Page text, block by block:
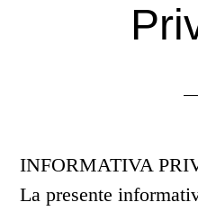
INFORMATIVA
La presente